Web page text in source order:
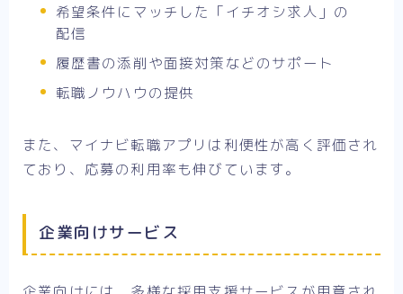
希望条件にマッチした「イチオシ求人」の
配信
履歴書の添削や面接対策などのサポート
転職ノウハウの提供
また、マイナビ転職アプリは利便性が高く評価され
ており、応募の利用率も伸びています。
企業向けサービス